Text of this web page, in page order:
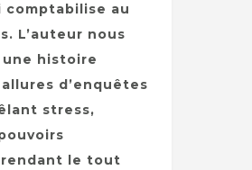
comptabilise au
L’auteur nous
histoire
d’enquêtes
stress,
le tout